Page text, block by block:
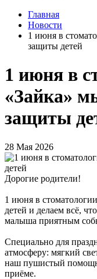
Главная
Новости
1 июня в
защиты детей
1 июня в
«Зайка»
защиты
28 Мая 2026
Дорогие родители!
1 июня в
детей и делаем всё,
малыша приятным
Специально для
атмосферу: мягкий
наш пушистый
приёме.